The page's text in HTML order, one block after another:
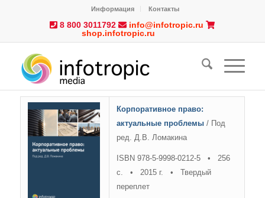
Информация Контакты
8 800 3011792
info@infotropic.ru
shop.infotropic.ru
Корпоративное право:
актуальные проблемы/ Под
ред. Д.В. Ломакина
ISBN 978-5-9998-0212-5 • 256
с. • 2015 г. • Твердый
переплет